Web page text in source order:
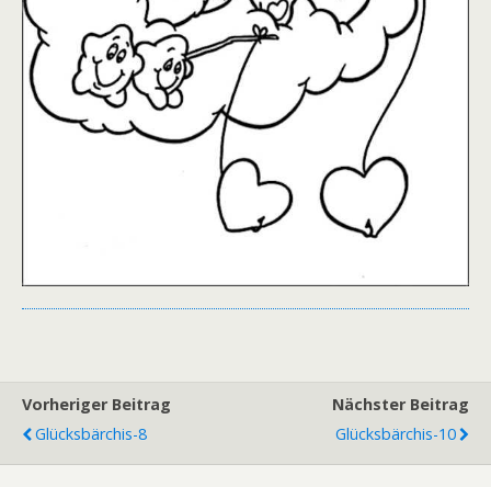
Vorheriger Beitrag
Glücksbärchis-8
Nächster Beitrag
Glücksbärchis-10